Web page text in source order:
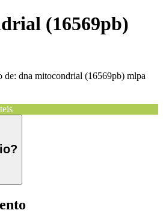
(16569pb)
de: dna mitocondrial (16569pb) mlpa